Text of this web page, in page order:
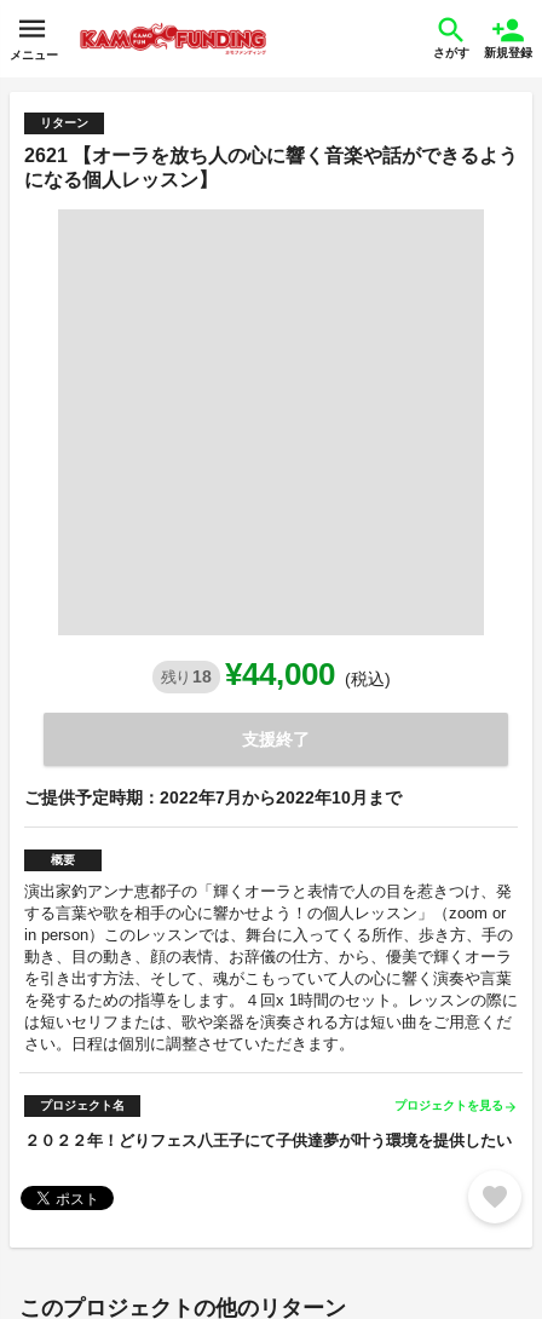
メニュー さがす 新規登録
リターン
2621 【オーラを放ち人の心に響く音楽や話ができるよう
になる個人レッスン】
残り 18 ¥44,000 (税込)
支援終了
ご提供予定時期：2022年7月から2022年10月まで
概要
演出家釣アンナ恵都子の「輝くオーラと表情で人の目を惹きつけ、発
する言葉や歌を相手の心に響かせよう！の個人レッスン」（zoom or
in person）このレッスンでは、舞台に入ってくる所作、歩き方、手の
動き、目の動き、顔の表情、お辞儀の仕方、から、優美で輝くオーラ
を引き出す方法、そして、魂がこもっていて人の心に響く演奏や言葉
を発するための指導をします。４回x 1時間のセット。レッスンの際に
は短いセリフまたは、歌や楽器を演奏される方は短い曲をご用意くだ
さい。日程は個別に調整させていただきます。
プロジェクト名 プロジェクトを見る arrow_forward
２０２２年！どりフェス八王子にて子供達夢が叶う環境を提供したい
favorite
このプロジェクトの他のリターン